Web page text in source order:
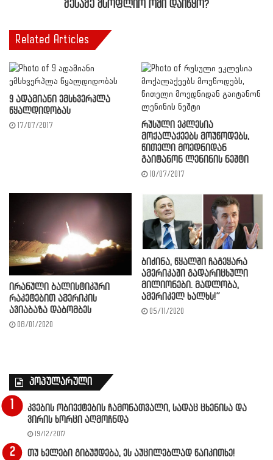
მესამე მსოფლიო ომი დაიწყო?
Related Articles
9 ადამიანი ემსხვერპლა
წყალდიდობას
17/07/2017
რუსული ეკლესია
მოქალაქეებს მოუწოდებს,
წითელი მოედნიდან
გაიტანონ ლენინის ნეშტი
10/07/2017
ირანული ბალისტიკური
რაკეტებით ამერიკის
ავიაბაზა დაბომბეს
08/01/2020
ბიძინა, წყალში ჩაგეყარა
ამერიკაში გადარიცხული
მილიონები. მადლობა,
ამერიკელ ხალხს!”
05/11/2020
პოპულარული
კვების ობიექტების ჩამონათვალი, სადაც ცხენისა და
ვირის ხორცი აღმოჩნდა
19/12/2017
თუ ხელები გიბუჟდება, ეს აუცილებლად წაიკითხე!